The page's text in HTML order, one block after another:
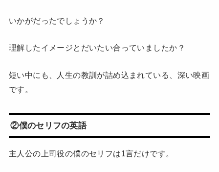
いかがだったでしょうか？
理解したイメージとだいたい合っていましたか？
短い中にも、人生の教訓が詰め込まれている、深い映画
です。
②僕のセリフの英語
主人公の上司役の僕のセリフは1言だけです。